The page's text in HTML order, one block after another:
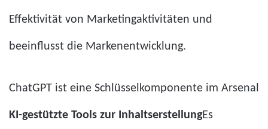
Effektivität von Marketingaktivitäten und
beeinflusst die Markenentwicklung.
ChatGPT ist eine Schlüsselkomponente im Arsenal
KI-gestützte Tools zur InhaltserstellungEs